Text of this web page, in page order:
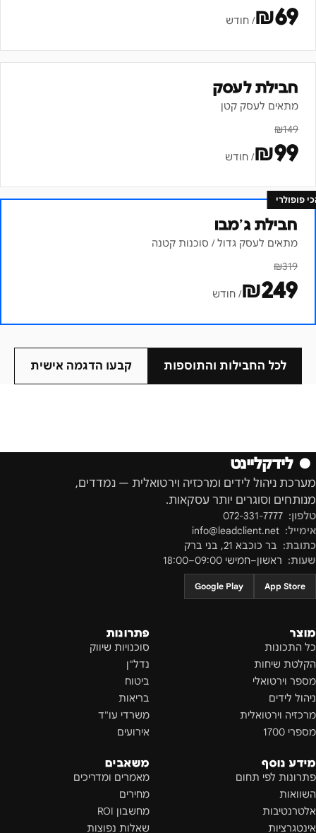
₪69 / חודש
חבילת לעסק
מתאים לעסק קטן
₪149
₪99 / חודש
פופולרי
חבילת ג׳מבו
מתאים לעסק גדול / סוכנות קטנה
₪319
₪249 / חודש
לכל החבילות והתוספות קבעו הדגמה אישית
● לידקליינט
מערכת ניהול לידים ומרכזיה וירטואלית — נמדדים,
מנותחים וסוגרים יותר עסקאות.
טלפון: 072-331-7777
אימייל: info@leadclient.net
כתובת: בר כוכבא 21 , בני ברק
שעות: ראשון–חמישי 09:00–18:00
App Store
Google Play
מוצר
כל התכונות
הקלטת שיחות
מספר וירטואלי
ניהול לידים
מרכזיה וירטואלית
מספרי 1700
פתרונות
סוכנויות שיווק
נדל"ן
ביטוח
בריאות
משרדי עו"ד
אירועים
מידע נוסף
פתרונות לפי תחום
השוואות
אלטרנטיבות
אינטגרציות
משאבים
מאמרים ומדריכים
מחירים
מחשבון ROI
שאלות נפוצות